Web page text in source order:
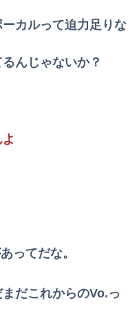
カルって迫力足りな
んじゃないか？
ってだな。
だこれからのVo.っ